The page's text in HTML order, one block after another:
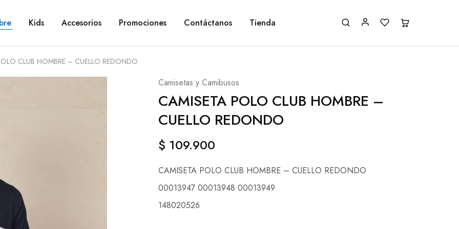
Kids Accesorios Promociones Contáctanos Tienda
CLUB HOMBRE – CUELLO REDONDO
Camisetas y Camibusos
CAMISETA POLO CLUB HOMBRE –
CUELLO REDONDO
$ 109.900
CAMISETA POLO CLUB HOMBRE – CUELLO REDONDO
00013947 00013948 00013949
148020526